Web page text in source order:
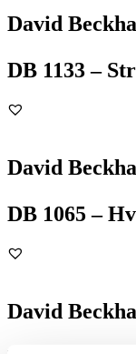
David
DB 1133 –
David
DB 1065 –
David